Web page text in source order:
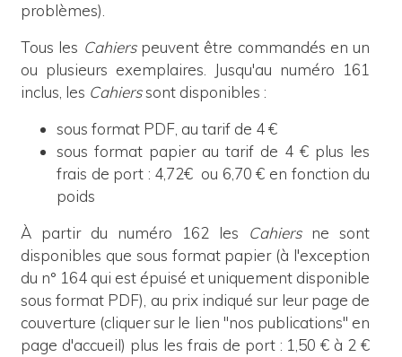
problèmes).
Tous les Cahierspeuvent être commandés en un
ou plusieurs exemplaires. Jusqu'au numéro 161
inclus, les Cahierssont disponibles :
sous format PDF, au tarif de 4 €
sous format papier au tarif de 4 € plus les
frais de port : 4,72€ ou 6,70 € en fonction du
poids
À partir du numéro 162 les Cahiersne sont
disponibles que sous format papier (à l'exception
du n° 164 qui est épuisé et uniquement disponible
sous format PDF), au prix indiqué sur leur page de
couverture (cliquer sur le lien "nos publications" en
page d'accueil) plus les frais de port : 1,50 € à 2 €